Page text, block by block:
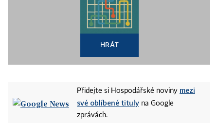
HRÁT
Přidejte si Hospodářské noviny mezi
své oblíbené tituly na Google
zprávách.